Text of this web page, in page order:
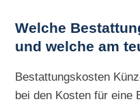
Welche
und welche am
Bestattungskosten
bei den Kosten für eine